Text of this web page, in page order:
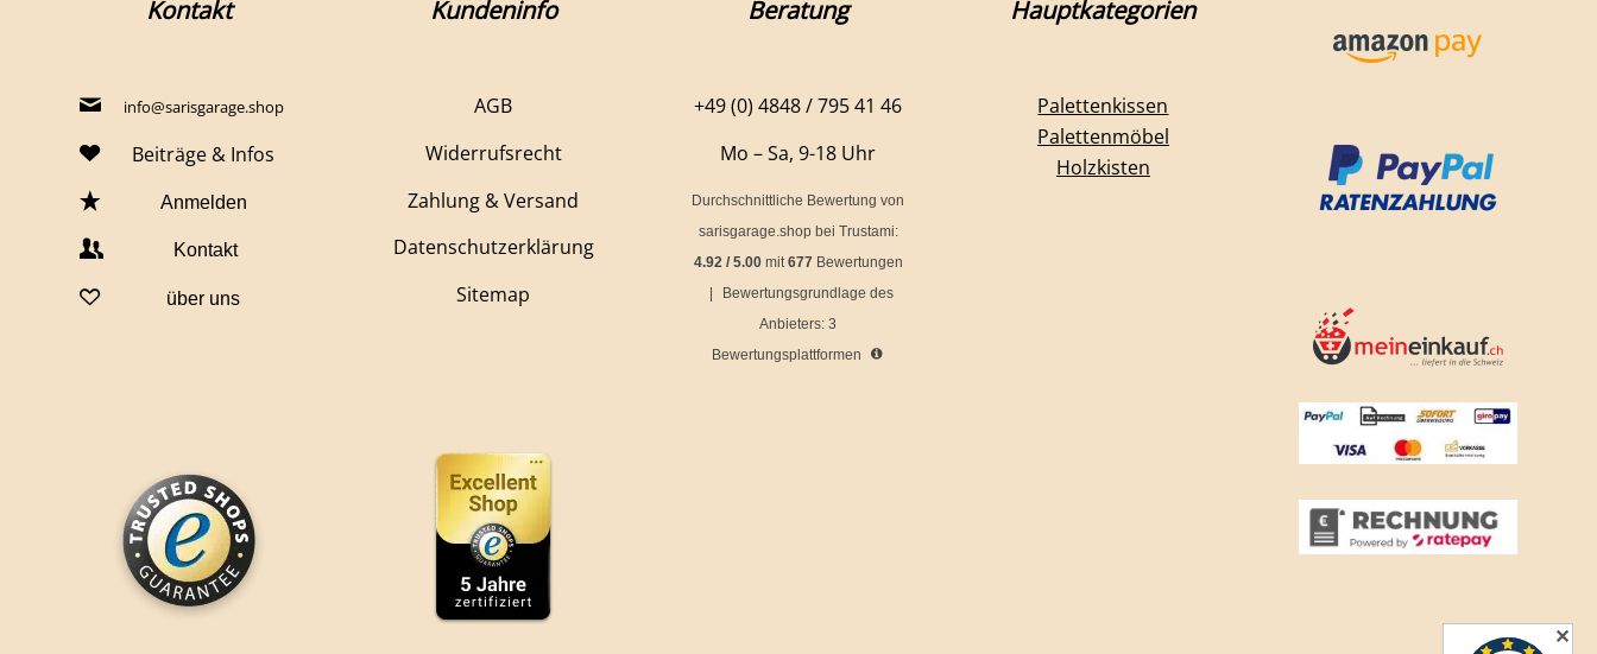
Kontakt
info@sarisgarage.shop
Beiträge & Infos
Anmelden
Kontakt
über uns
Kundeninfo
AGB
Widerrufsrecht
Zahlung & Versand
Datenschutzerklärung
Sitemap
Beratung
+49 (0) 4848 / 795 41 46
Mo – Sa, 9-18 Uhr
Durchschnittliche Bewertung von
sarisgarage.shop bei Trustami:
4.92 / 5.00mit 677 Bewertungen
|
Bewertungsgrundlage des
Anbieters: 3
Bewertungsplattformen
Hauptkategorien
Palettenkissen
Palettenmöbel
Holzkisten
✕